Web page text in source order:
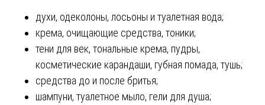
духи, одеколоны, лосьоны и туалетная вода;
крема, очищающие средства, тоники;
тени для век, тональные крема, пудры,
косметические карандаши, губная помада, тушь;
средства до и после бритья;
шампуни, туалетное мыло, гели для душа;